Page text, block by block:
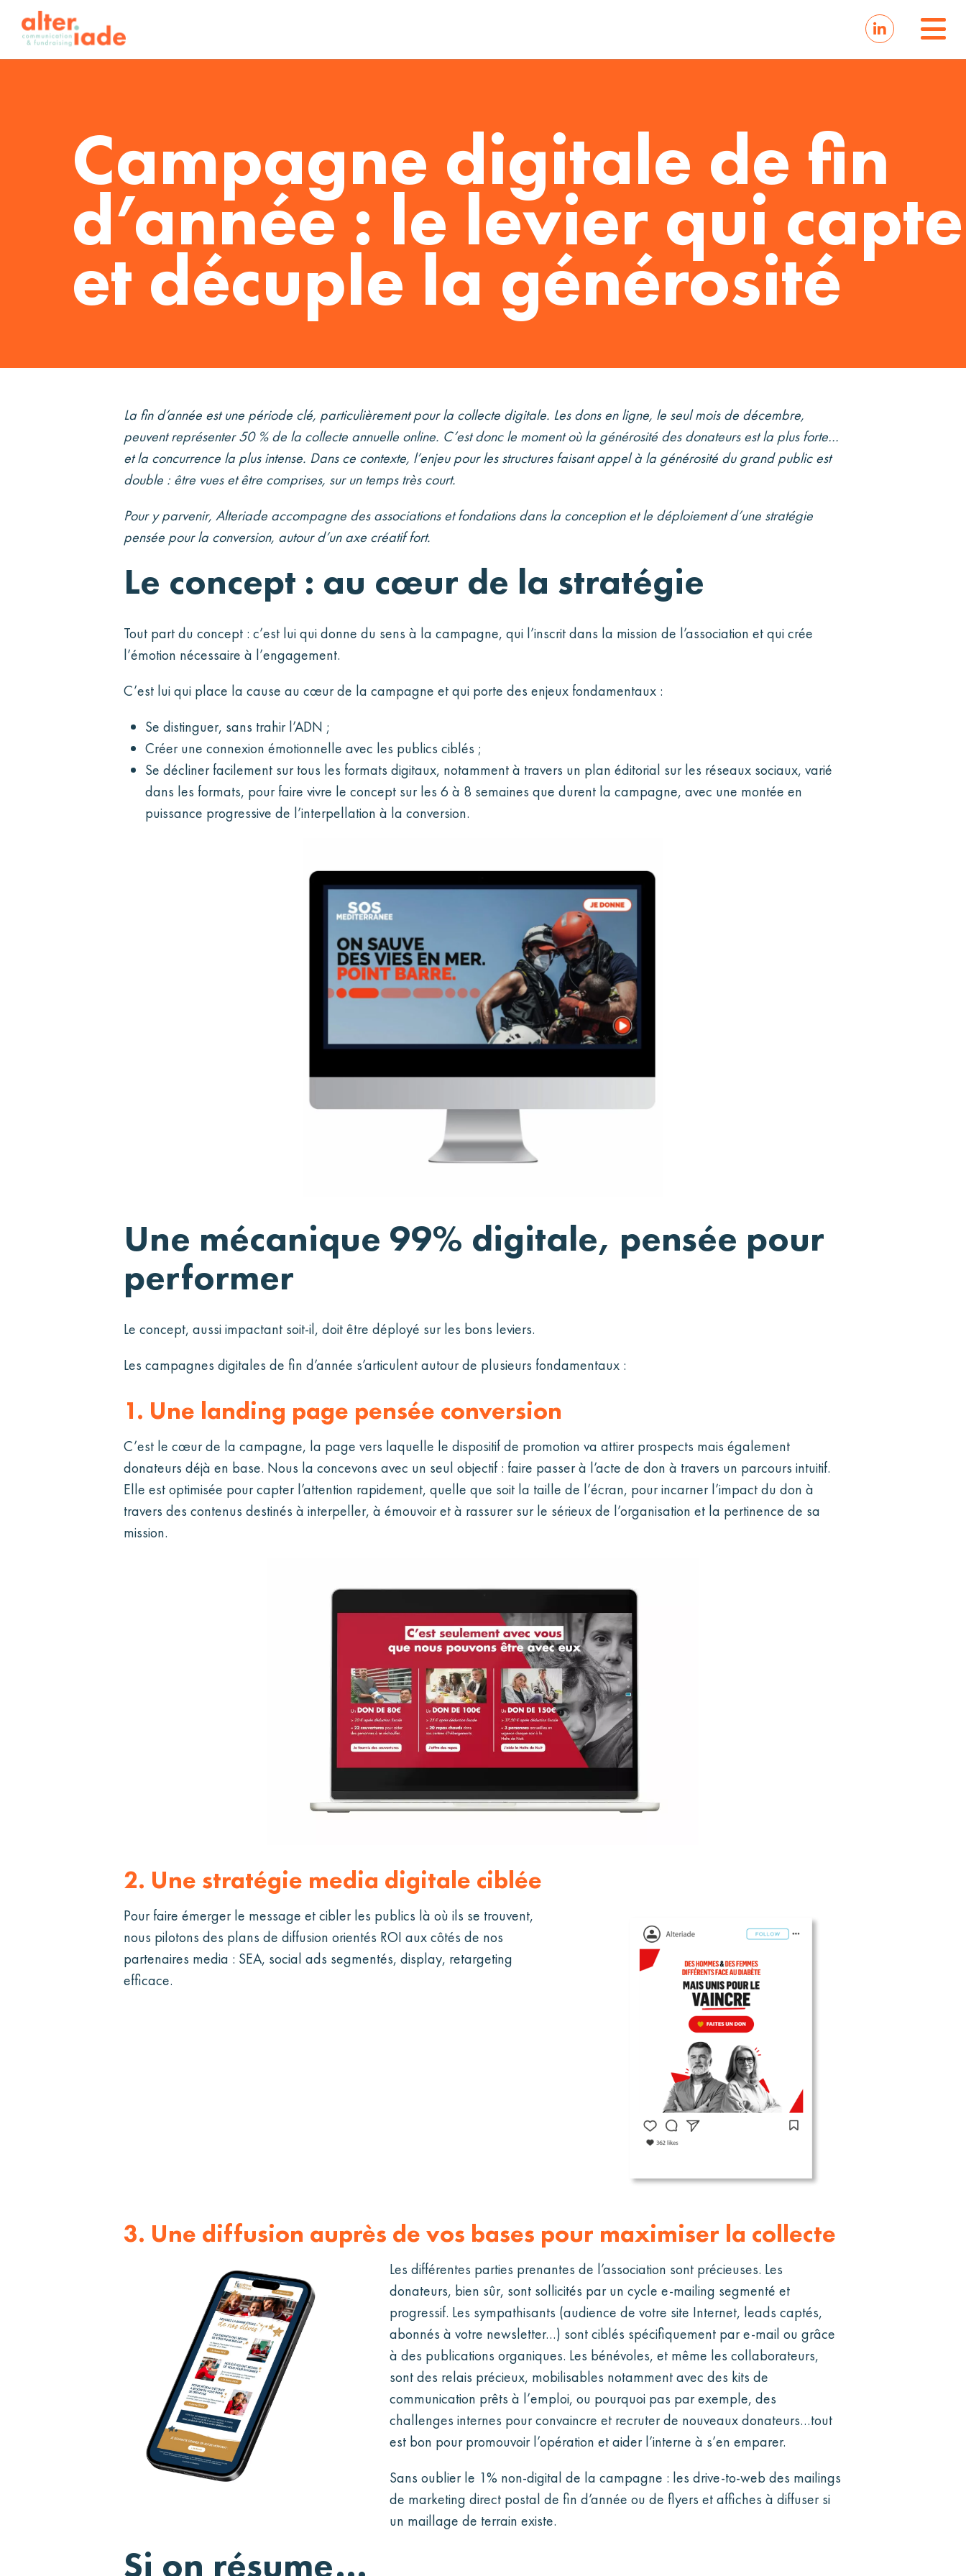
Campagne digitale de fin
d’année : le levier qui capte
et décuple la générosité
La fin d’année est une période clé, particulièrement pour la collecte digitale. Les dons en ligne, le seul mois de décembre,
peuvent représenter 50 % de la collecte annuelle online. C’est donc le moment où la générosité des donateurs est la plus forte…
et la concurrence la plus intense. Dans ce contexte, l’enjeu pour les structures faisant appel à la générosité du grand public est
double : être vues et être comprises, sur un temps très court.
Pour y parvenir, Alteriade accompagne des associations et fondations dans la conception et le déploiement d’une stratégie
pensée pour la conversion, autour d’un axe créatif fort.
Le concept : au cœur de la stratégie
Tout part du concept : c’est lui qui donne du sens à la campagne, qui l’inscrit dans la mission de l’association et qui crée
l’émotion nécessaire à l’engagement.
C’est lui qui place la cause au cœur de la campagne et qui porte des enjeux fondamentaux :
Se distinguer, sans trahir l’ADN ;
Créer une connexion émotionnelle avec les publics ciblés ;
Se décliner facilement sur tous les formats digitaux, notamment à travers un plan éditorial sur les réseaux sociaux, varié
dans les formats, pour faire vivre le concept sur les 6 à 8 semaines que durent la campagne, avec une montée en
puissance progressive de l’interpellation à la conversion.
Une mécanique 99% digitale, pensée pour
performer
Le concept, aussi impactant soit-il, doit être déployé sur les bons leviers.
Les campagnes digitales de fin d’année s’articulent autour de plusieurs fondamentaux :
1. Une landing page pensée conversion
C’est le cœur de la campagne, la page vers laquelle le dispositif de promotion va attirer prospects mais également
donateurs déjà en base. Nous la concevons avec un seul objectif : faire passer à l’acte de don à travers un parcours intuitif.
Elle est optimisée pour capter l’attention rapidement, quelle que soit la taille de l’écran, pour incarner l’impact du don à
travers des contenus destinés à interpeller, à émouvoir et à rassurer sur le sérieux de l’organisation et la pertinence de sa
mission.
2. Une stratégie media digitale ciblée
Pour faire émerger le message et cibler les publics là où ils se trouvent,
nous pilotons des plans de diffusion orientés ROI aux côtés de nos
partenaires media : SEA, social ads segmentés, display, retargeting
efficace.
3. Une diffusion auprès de vos bases pour maximiser la collecte
Les différentes parties prenantes de l’association sont précieuses. Les
donateurs, bien sûr, sont sollicités par un cycle e-mailing segmenté et
progressif. Les sympathisants (audience de votre site Internet, leads captés,
abonnés à votre newsletter…) sont ciblés spécifiquement par e-mail ou grâce
à des publications organiques. Les bénévoles, et même les collaborateurs,
sont des relais précieux, mobilisables notamment avec des kits de
communication prêts à l’emploi, ou pourquoi pas par exemple, des
challenges internes pour convaincre et recruter de nouveaux donateurs…tout
est bon pour promouvoir l’opération et aider l’interne à s’en emparer.
Sans oublier le 1% non-digital de la campagne : les drive-to-web des mailings
de marketing direct postal de fin d’année ou de flyers et affiches à diffuser si
un maillage de terrain existe.
Si on résume…